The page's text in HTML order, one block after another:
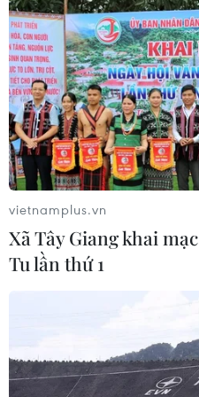
Xem
CƠ QUAN CHỦ QUẢN: THÔNG TẤN XÃ
Phó Tổng Biên tập:
THỦY
Ngôn ngữ
vietnamplus.vn
Xã Tây Giang khai
Tu lần thứ 1